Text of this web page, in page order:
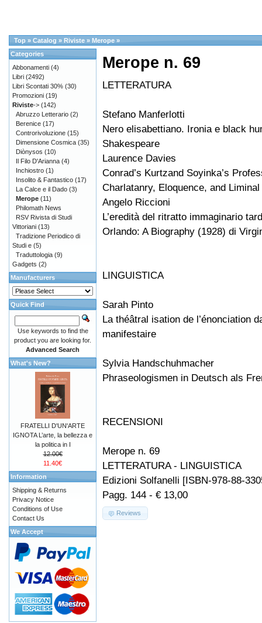
Top » Catalog » Riviste » Merope »
Merope n. 69
LETTERATURA
Stefano Manferlotti
Nero elisabettiano. Ironia e black
Shakespeare
Laurence Davies
Conrad’s Kurtzand Soyinka’s
Charlatanry, Eloquence, and
Angelo Riccioni
L’eredità del ritratto immaginario
Orlando: A Biography (1928) di
LINGUISTICA
Sarah Pinto
La théâtral isation de l’énonciation
manifestaire
Sylvia Handschuhmacher
Phraseologismen in Deutsch als
RECENSIONI
Merope n. 69
LETTERATURA - LINGUISTICA
Edizioni Solfanelli [ISBN-978-88-
Pagg. 144 - € 13,00
Reviews
Categories
Abbonamenti (4)
Libri (2492)
Libri Scontati 30% (30)
Promozioni (19)
Riviste-> (142)
Abruzzo Letterario (2)
Berenice (17)
Controrivoluzione (15)
Dimensione Cosmica (35)
Diònysos (10)
Il Filo D'Arianna (4)
Inchiostro (1)
Insolito & Fantastico (17)
La Calce e il Dado (3)
Merope (11)
Philomath News
RSV Rivista di Studi
Vittoriani (13)
Tradizione Periodico di
Studi e (5)
Traduttologia (9)
Gadgets (2)
Manufacturers
Quick Find
Use keywords to find the
product you are looking for.
Advanced Search
What's New?
FRATELLI D'UN'ARTE
IGNOTA L’arte, la bellezza e
la politica in I
12.00€
11.40€
Information
Shipping & Returns
Privacy Notice
Conditions of Use
Contact Us
We Accept